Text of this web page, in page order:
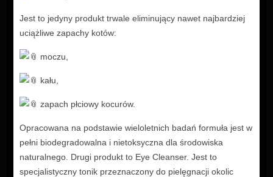
Jest to jedyny produkt trwale eliminujący nawet najbardziej
uciążliwe zapachy kotów:
moczu,
kału,
zapach płciowy kocurów.
Opracowana na podstawie wieloletnich badań formuła jest w
pełni biodegradowalna i nietoksyczna dla środowiska
naturalnego. Drugi produkt to Eye Cleanser. Jest to
specjalistyczny tonik przeznaczony do pielęgnacji okolic